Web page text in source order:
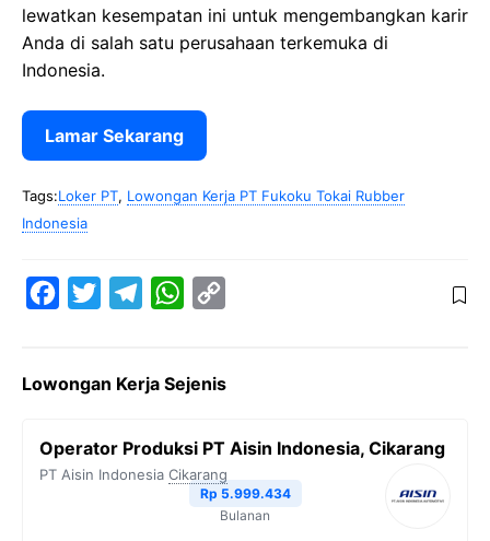
lewatkan kesempatan ini untuk mengembangkan karir
Anda di salah satu perusahaan terkemuka di
Indonesia.
Lamar Sekarang
Tags:Loker PT, Lowongan Kerja PT Fukoku Tokai Rubber
Indonesia
e
o
t
e
e
r
W
t
A
p
y
n
k
Lowongan Kerja Sejenis
Operator Produksi PT Aisin Indonesia, Cikarang
PT Aisin Indonesia Cikarang
Rp 5.999.434
Bulanan